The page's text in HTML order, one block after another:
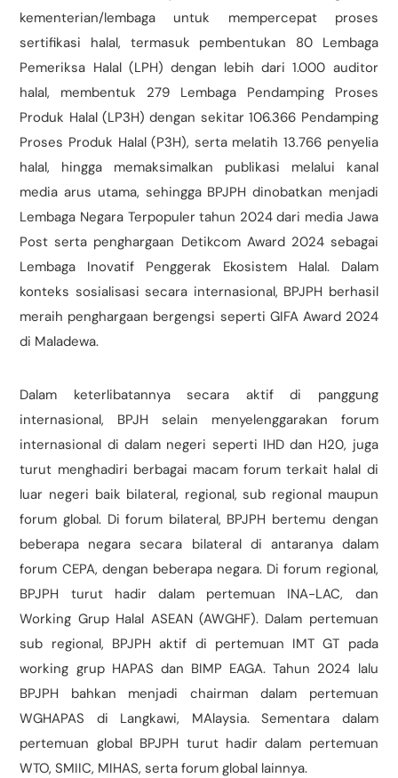
kementerian/lembaga untuk mempercepat proses
sertifikasi halal, termasuk pembentukan 80 Lembaga
Pemeriksa Halal (LPH) dengan lebih dari 1.000 auditor
halal, membentuk 279 Lembaga Pendamping Proses
Produk Halal (LP3H) dengan sekitar 106.366 Pendamping
Proses Produk Halal (P3H), serta melatih 13.766 penyelia
halal, hingga memaksimalkan publikasi melalui kanal
media arus utama, sehingga BPJPH dinobatkan menjadi
Lembaga Negara Terpopuler tahun 2024 dari media Jawa
Post serta penghargaan Detikcom Award 2024 sebagai
Lembaga Inovatif Penggerak Ekosistem Halal. Dalam
konteks sosialisasi secara internasional, BPJPH berhasil
meraih penghargaan bergengsi seperti GIFA Award 2024
di Maladewa.
Dalam keterlibatannya secara aktif di panggung
internasional, BPJH selain menyelenggarakan forum
internasional di dalam negeri seperti IHD dan H20, juga
turut menghadiri berbagai macam forum terkait halal di
luar negeri baik bilateral, regional, sub regional maupun
forum global. Di forum bilateral, BPJPH bertemu dengan
beberapa negara secara bilateral di antaranya dalam
forum CEPA, dengan beberapa negara. Di forum regional,
BPJPH turut hadir dalam pertemuan INA-LAC, dan
Working Grup Halal ASEAN (AWGHF). Dalam pertemuan
sub regional, BPJPH aktif di pertemuan IMT GT pada
working grup HAPAS dan BIMP EAGA. Tahun 2024 lalu
BPJPH bahkan menjadi chairman dalam pertemuan
WGHAPAS di Langkawi, MAlaysia. Sementara dalam
pertemuan global BPJPH turut hadir dalam pertemuan
WTO, SMIIC, MIHAS, serta forum global lainnya.